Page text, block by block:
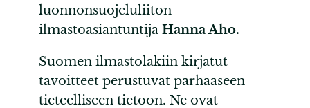
luonnonsuojeluliiton
ilmastoasiantuntija Hanna Aho.
Suomen ilmastolakiin kirjatut
tavoitteet perustuvat parhaaseen
tieteelliseen tietoon. Ne ovat